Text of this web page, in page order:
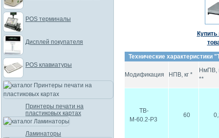
Технические характеристики "
Модификация НПВ, кг *
НмПВ,
**
ТВ-
М-60.2-P3
60
POS терминалы
Дисплей покупателя
POS клавиатуры
Принтеры печати на
пластиковых картах
Ламинаторы